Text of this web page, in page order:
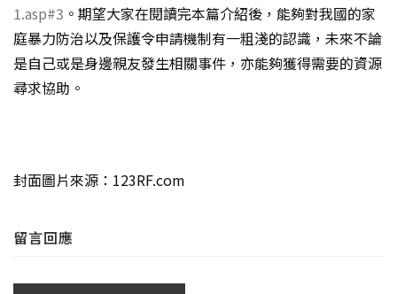
1.asp#3 。期望大家在閱讀完本篇介紹後，能夠對我國的家
庭暴力防治以及保護令申請機制有一粗淺的認識，未來不論
是自己或是身邊親友發生相關事件，亦能夠獲得需要的資源
尋求協助。
封面圖片來源：123RF.com
留言回應